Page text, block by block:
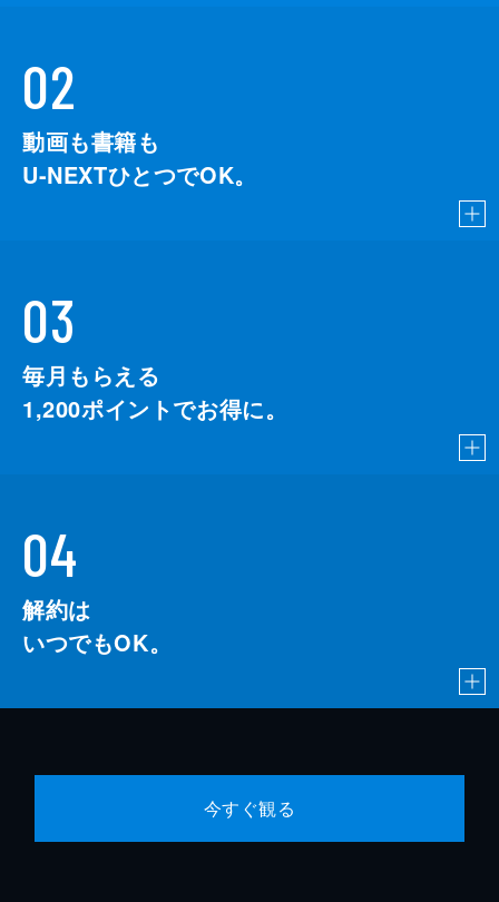
02
動画も書籍も
U-NEXTひとつでOK。
03
毎月もらえる
1,200ポイントでお得に。
04
解約は
いつでもOK。
今すぐ観る